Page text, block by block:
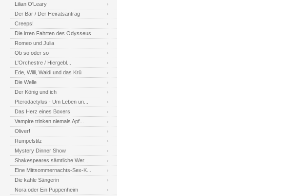
Lilian O'Leary
Der Bär / Der Heiratsantrag
Creeps!
Die irren Fahrten des Odysseus
Romeo und Julia
Ob so oder so
L'Orchestre / Hiergebl...
Ede, Willi, Waldi und das Krü
Die Welle
Der König und ich
Pterodactylus - Um Leben un...
Das Herz eines Boxers
Vampire trinken niemals Apf...
Oliver!
Rumpelstilz
Mystery Dinner Show
Shakespeares sämtliche Wer...
Eine Mittsommernachts-Sex-K...
Die kahle Sängerin
Nora oder Ein Puppenheim